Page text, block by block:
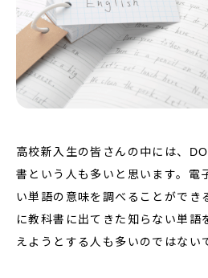
高校新入生の皆さんの中には、
書という人も多いと思います。電
い単語の意味を調べることができ
に教科書に出てきた知らない単語
えようとする人も多いのではない